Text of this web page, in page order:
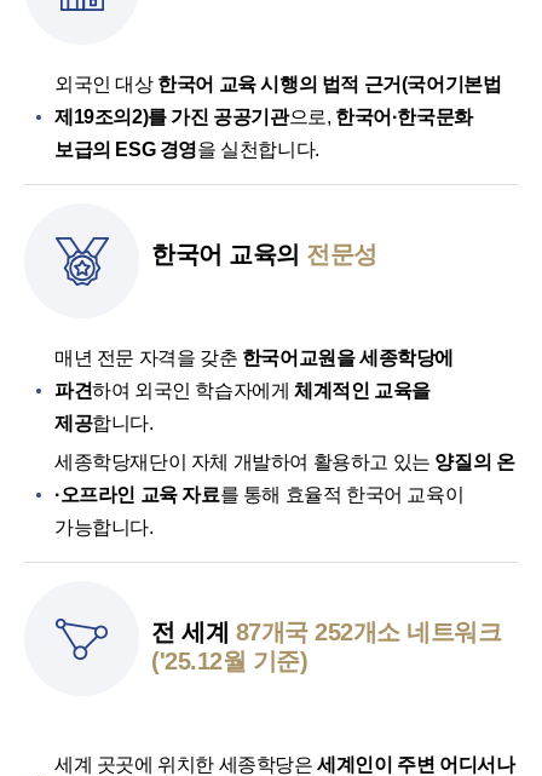
외국인 대상 한국어 교육 시행의 법적 근거(국어기본법
제19조의2)를 가진 공공기관으로, 한국어·한국문화
보급의 ESG 경영을 실천합니다.
한국어 교육의 전문성
매년 전문 자격을 갖춘 한국어교원을 세종학당에
파견하여 외국인 학습자에게체계적인 교육을
제공합니다.
세종학당재단이 자체 개발하여 활용하고 있는 양질의 온
·오프라인 교육 자료를 통해 효율적 한국어 교육이
가능합니다.
전 세계 87개국 252개소 네트워크
('25.12월 기준)
세계 곳곳에 위치한 세종학당은세계인이 주변 어디서나